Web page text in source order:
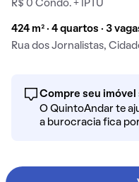
R$ 0 Condo. + IPTU
424 m² · 4 quartos · 3
Rua dos Jornalistas,
Compre seu
O QuintoAndar te
a burocracia fica